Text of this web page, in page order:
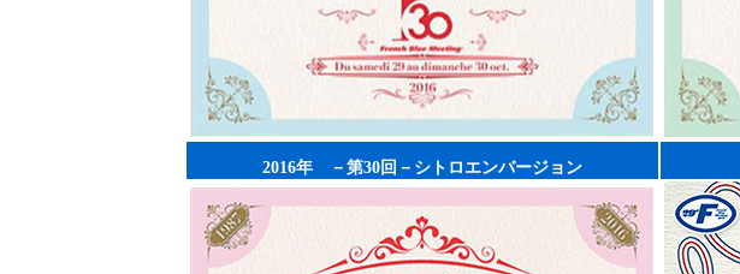
2016年 －第30回－シトロエンバージョン